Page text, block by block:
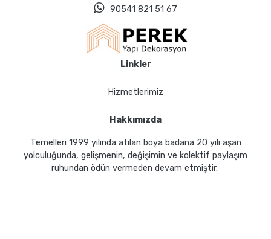
90541 821 51 67
Linkler
Hizmetlerimiz
Hakkımızda
Temelleri 1999 yılında atılan boya badana 20 yılı aşan
yolculuğunda, gelişmenin, değişimin ve kolektif paylaşım
ruhundan ödün vermeden devam etmiştir.